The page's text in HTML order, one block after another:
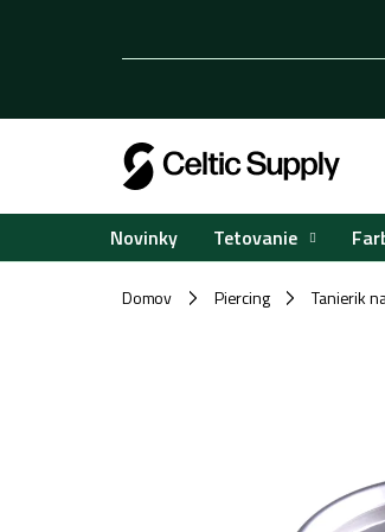
Novinky Tetovanie
Domov / Piercing / Tanierik